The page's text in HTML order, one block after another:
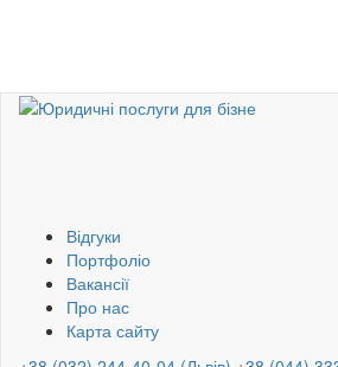
Відгуки
Портфоліо
Вакансії
Про нас
Карта сайту